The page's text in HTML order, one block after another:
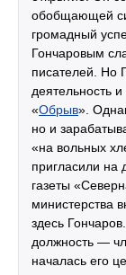
обобщающей
громадный
Гончаровым
писателей. Но
деятельность
«Обрыв».
но и
«на вольных
пригласили на
газеты
министерства
здесь
должность —
началась его